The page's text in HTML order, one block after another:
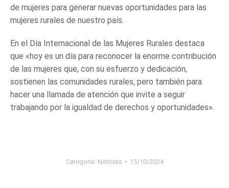
de mujeres para generar nuevas oportunidades para las
mujeres rurales de nuestro país.
En el Día Internacional de las Mujeres Rurales destaca
que «hoy es un día para reconocer la enorme contribución
de las mujeres que, con su esfuerzo y dedicación,
sostienen las comunidades rurales, pero también para
hacer una llamada de atención que invite a seguir
trabajando por la igualdad de derechos y oportunidades».
Categoria: Noticias 15/10/2024